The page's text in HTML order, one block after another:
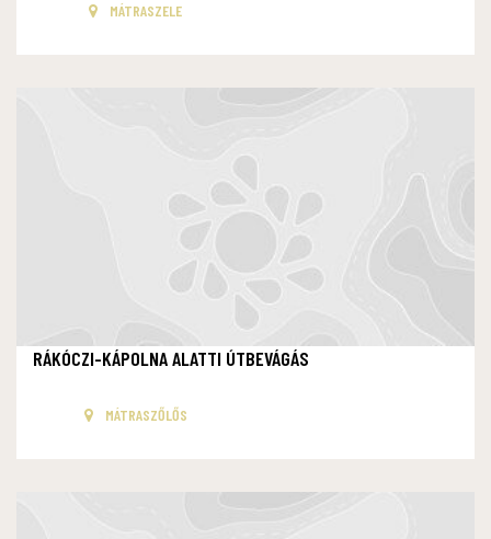
MÁTRASZELE
RÁKÓCZI-KÁPOLNA ALATTI ÚTBEVÁGÁS
MÁTRASZŐLŐS